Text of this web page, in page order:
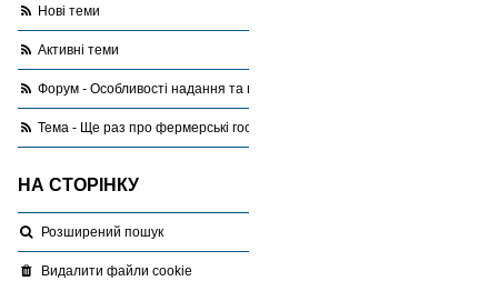
Нові теми
Активні теми
Форум - Особливості надання та використання земель
Тема - Ще раз про фермерські господарства
НА СТОРІНКУ
Розширений пошук
Видалити файли cookie